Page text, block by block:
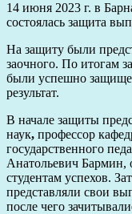
14 июня 2023 г. в
состоялась защита
На защиту были
заочного. По итогам
были успешно
результат.
В начале защиты
наук, профессор
государственного
Анатольевич Бармин,
студентам успехов.
представляли свои
после чего